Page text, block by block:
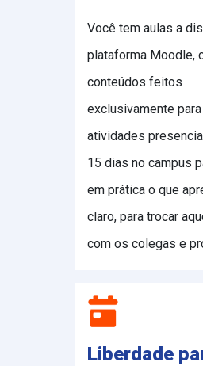
Você tem aulas a
plataforma Moodle,
conteúdos feitos
exclusivamente
atividades
15 dias no campus
em prática o que
claro, para trocar
com os colegas e
Liberdade